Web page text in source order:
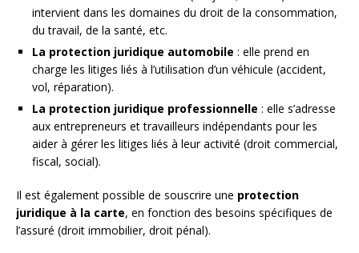
intervient dans les domaines du droit de la consommation,
du travail, de la santé, etc.
La protection juridique automobile : elle prend en
charge les litiges liés à l’utilisation d’un véhicule (accident,
vol, réparation).
La protection juridique professionnelle : elle s’adresse
aux entrepreneurs et travailleurs indépendants pour les
aider à gérer les litiges liés à leur activité (droit commercial,
fiscal, social).
Il est également possible de souscrire une protection
juridique à la carte, en fonction des besoins spécifiques de
l’assuré (droit immobilier, droit pénal).